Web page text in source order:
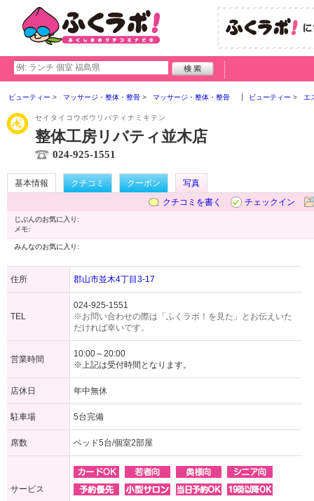
ビューティー マッサージ・整体・整骨 マッサージ・整体・整骨 ビューティー エ
セイタイコウボウリバティナミキテン
整体工房リバティ並木店
024-925-1551
基本情報 クチコミ クーポン
写真
クチコミを書く
チェックイン
じぶんのお気に入り:
メモ:
みんなのお気に入り:
住所 郡山市並木4丁目3-17
TEL
024-925-1551
※お問い合わせの際は「ふくラボ！を見た」とお伝えいた
だければ幸いです。
営業時間
10:00～20:00
※上記は受付時間となります。
店休日 年中無休
駐車場 5台完備
席数 ベッド5台/個室2部屋
サービス